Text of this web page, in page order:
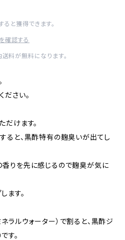
ると獲得できます。
確認する
料が無料になります。
さい。
だけます。
ると、黒酢特有の麹臭いが出てし
りを先に感じるので麹臭が気に
ます。
ラルウォーター）で割ると、黒酢ジ
す。